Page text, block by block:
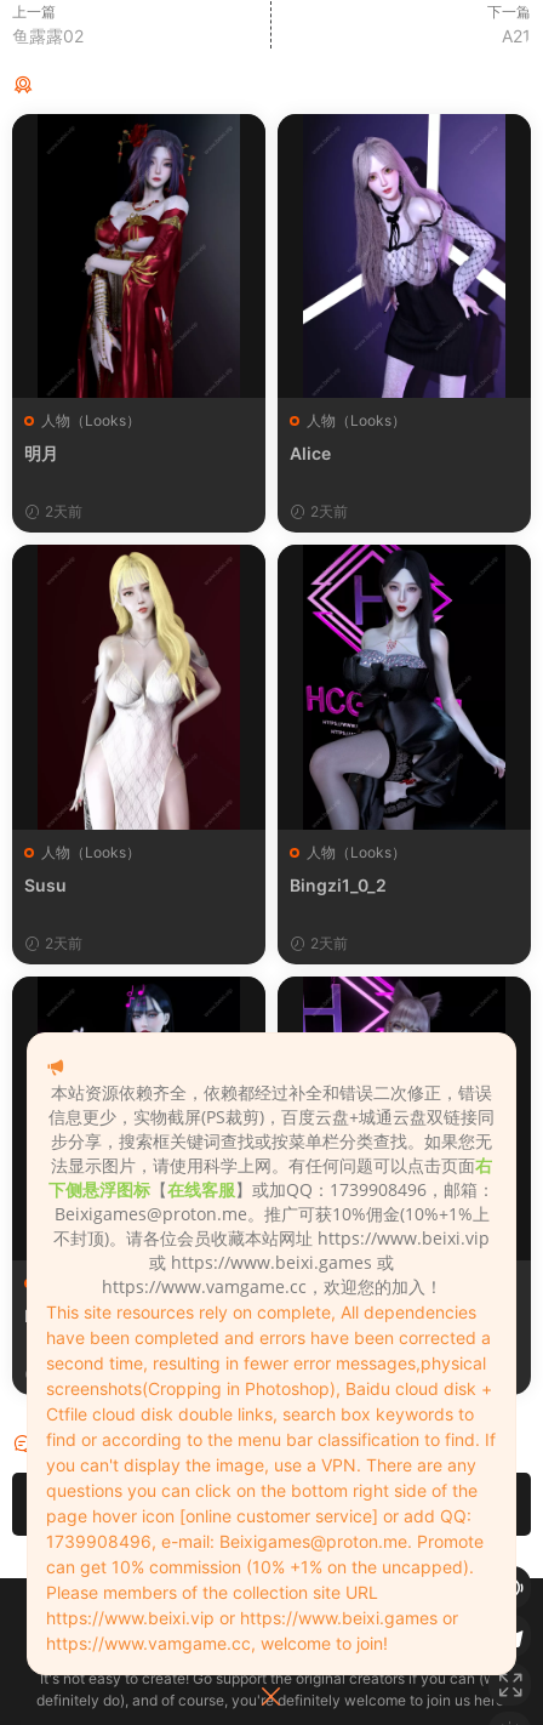
上一篇
鱼露露02
下一篇
A21
人物（Looks）
明月
2天前
人物（Looks）
Alice
2天前
人物（Looks）
Susu
2天前
人物（Looks）
Bingzi1_0_2
2天前
人物（Looks）
Monica_2_2_2
2天前
人物（Looks）
Lizhen2025
3天前
评论 0
请先登录
Copyleft © 2022-2026 beixi.vip - All Rights Freedom！
创作不易！有能力的同学可以去支持一下原创作者（我们绝对支持），当然
了，您加入这里我们也绝对欢迎！
It's not easy to create! Go support the original creators if you can (we
definitely do), and of course, you're definitely welcome to join us here!
本站资源依赖齐全，依赖都经过补全和错误二次修正，错误
信息更少，实物截屏(PS裁剪)，百度云盘+城通云盘双链接同
步分享，搜索框关键词查找或按菜单栏分类查找。如果您无
法显示图片，请使用科学上网。有任何问题可以点击页面右
下侧悬浮图标 【在线客服】或加QQ：1739908496，邮箱：
Beixigames@proton.me。推广可获10%佣金(10%+1%上
不封顶)。请各位会员收藏本站网址 https://www.beixi.vip
或 https://www.beixi.games 或
https://www.vamgame.cc，欢迎您的加入！
This site resources rely on complete, All dependencies
have been completed and errors have been corrected a
second time, resulting in fewer error messages,physical
screenshots(Cropping in Photoshop), Baidu cloud disk +
Ctfile cloud disk double links, search box keywords to
find or according to the menu bar classification to find. If
you can't display the image, use a VPN. There are any
questions you can click on the bottom right side of the
page hover icon [online customer service] or add QQ:
1739908496, e-mail: Beixigames@proton.me. Promote
can get 10% commission (10% +1% on the uncapped).
Please members of the collection site URL
https://www.beixi.vip or https://www.beixi.games or
https://www.vamgame.cc, welcome to join!